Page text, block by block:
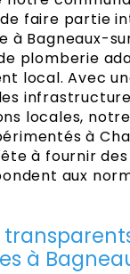
faire partie
à Bagneaux-
plomberie
local. Avec
locales,
à
à fournir
aux
à